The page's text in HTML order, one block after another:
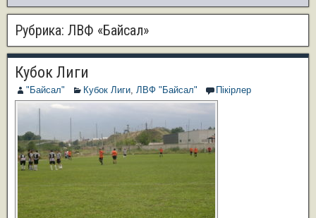
Рубрика: ЛВФ «Байсал»
Кубок Лиги
"Байсал" Кубок Лиги, ЛВФ "Байсал" Пікірлер